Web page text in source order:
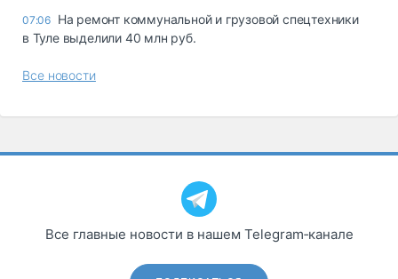
07:06 На ремонт коммунальной и грузовой спецтехники
в Туле выделили 40 млн руб.
Все новости
Все главные новости в нашем Telegram‑канале